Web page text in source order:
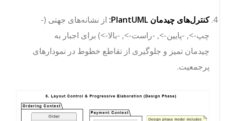
کنترل‌های چیدمان PlantUML: از نشانه‌های جهتی (-
چپ->,-پایین->,-راست->,-بالا->) برای اجبار به
چیدمان تمیز و جلوگیری از تقاطع خطوط در نمودارهای
پرجمعیت.